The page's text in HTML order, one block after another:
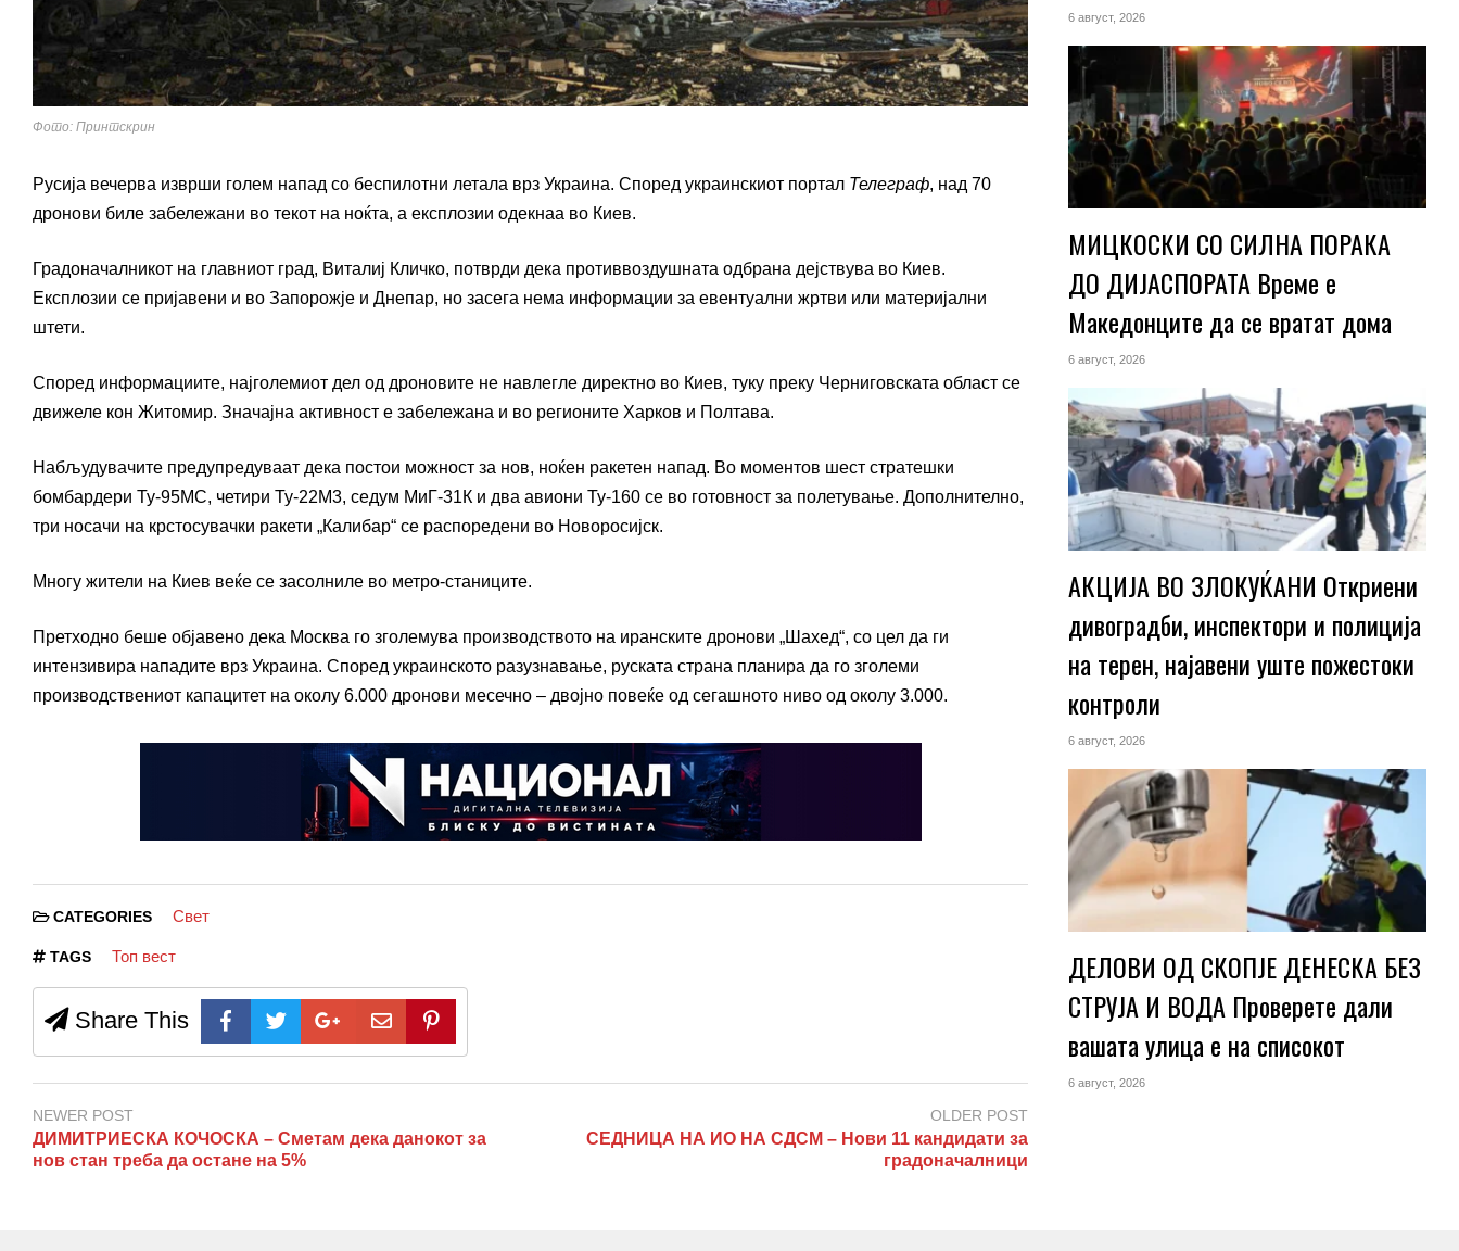
Фото: Принтскрин
Русија вечерва изврши голем напад со беспилотни летала врз Украина. Според украинскиот портал Телеграф, над 70
дронови биле забележани во текот на ноќта, а експлозии одекнаа во Киев.
Градоначалникот на главниот град, Виталиј Кличко, потврди дека противвоздушната одбрана дејствува во Киев.
Експлозии се пријавени и во Запорожје и Днепар, но засега нема информации за евентуални жртви или материјални
штети.
Според информациите, најголемиот дел од дроновите не навлегле директно во Киев, туку преку Черниговската област се
движеле кон Житомир. Значајна активност е забележана и во регионите Харков и Полтава.
Набљудувачите предупредуваат дека постои можност за нов, ноќен ракетен напад. Во моментов шест стратешки
бомбардери Ту-95МС, четири Ту-22М3, седум МиГ-31К и два авиони Ту-160 се во готовност за полетување. Дополнително,
три носачи на крстосувачки ракети „Калибар“ се распоредени во Новоросијск.
Многу жители на Киев веќе се засолниле во метро-станиците.
Претходно беше објавено дека Москва го зголемува производството на иранските дронови „Шахед“, со цел да ги
интензивира нападите врз Украина. Според украинското разузнавање, руската страна планира да го зголеми
производствениот капацитет на околу 6.000 дронови месечно – двојно повеќе од сегашното ниво од околу 3.000.
CATEGORIES Свет
TAGS Топ вест
Share This
NEWER POST
ДИМИТРИЕСКА КОЧОСКА – Сметам дека данокот за
нов стан треба да остане на 5%
OLDER POST
СЕДНИЦА НА ИО НА СДСМ – Нови 11 кандидати за
градоначалници
6 август, 2026
МИЦКОСКИ СО СИЛНА ПОРАКА
ДО ДИЈАСПОРАТА Време е
Македонците да се вратат дома
6 август, 2026
АКЦИЈА ВО ЗЛОКУЌАНИ Откриени
дивоградби, инспектори и полиција
на терен, најавени уште пожестоки
контроли
6 август, 2026
ДЕЛОВИ ОД СКОПЈЕ ДЕНЕСКА БЕЗ
СТРУЈА И ВОДА Проверете дали
вашата улица е на списокот
6 август, 2026